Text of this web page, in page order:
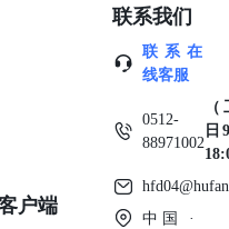
户端
联系我们
联系在
线客服
0512-
88971002
日
中国 ·